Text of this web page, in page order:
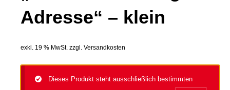
Adresse“ – klein
exkl. 19 % MwSt. zzgl. Versandkosten
Dieses Produkt steht ausschließlich bestimmten